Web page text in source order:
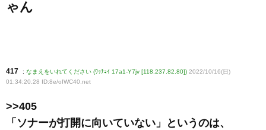
ゃん
417 : なまえをいれてください (ﾜｯﾁｮｲ 17a1-Y7jv [118.237.82.80]) 2022/10/16(日)
01:34:20.28 ID:8e/oIWC40.net
>>405
「ソナーが打開に向いていない」というのは、